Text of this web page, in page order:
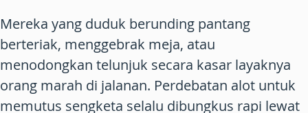
Mereka yang duduk berunding pantang
berteriak, menggebrak meja, atau
menodongkan telunjuk secara kasar layaknya
orang marah di jalanan. Perdebatan alot untuk
memutus sengketa selalu dibungkus rapi lewat